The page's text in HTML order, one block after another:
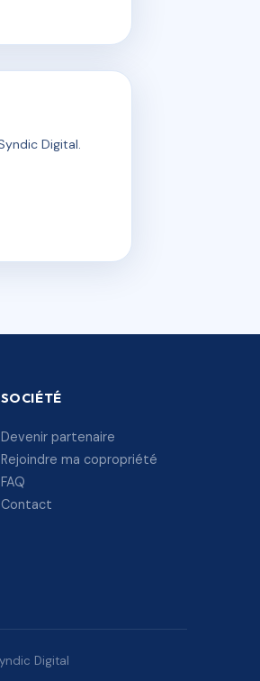
Digital.
SOCIÉTÉ
Devenir partenaire
Rejoindre ma copropriété
FAQ
Contact
Digital